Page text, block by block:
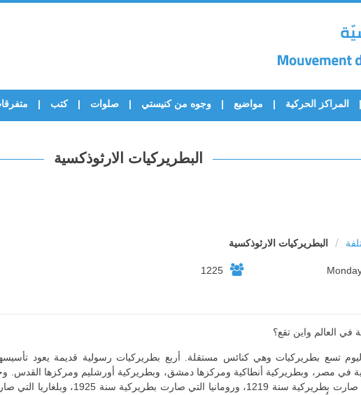
المراكز الحركية مواضيع وجوه من كنيستي صلوات كتب
البطريركيات الارثوذكسية
/ البطريركيات الارثوذكسية
1225
في العالم واين تقع؟
تسع بطريركيات وهي كنائس مستقلة. أربع بطريركيات رسولية قديمة يعود
في مصر، وبطريركية أنطاكية ومركزها دمشق، وبطريركية أورشليم ومركزها